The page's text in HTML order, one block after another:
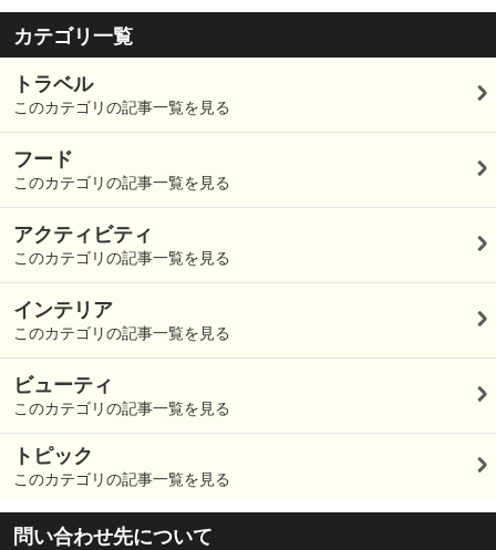
カテゴリ一覧
トラベル
このカテゴリの記事一覧を見る
フード
このカテゴリの記事一覧を見る
アクティビティ
このカテゴリの記事一覧を見る
インテリア
このカテゴリの記事一覧を見る
ビューティ
このカテゴリの記事一覧を見る
トピック
このカテゴリの記事一覧を見る
問い合わせ先について